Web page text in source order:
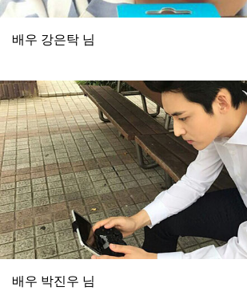
배우 강은탁 님
배우 박진우 님